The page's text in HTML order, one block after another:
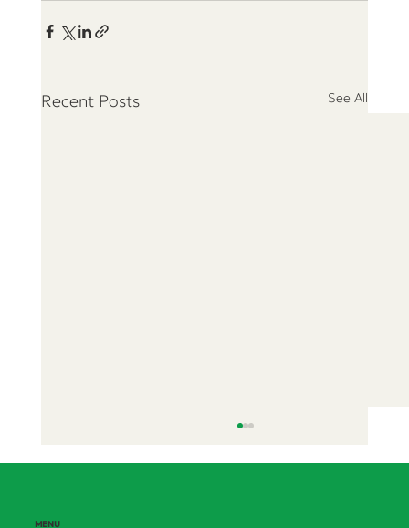
Recent Posts See All
MENU